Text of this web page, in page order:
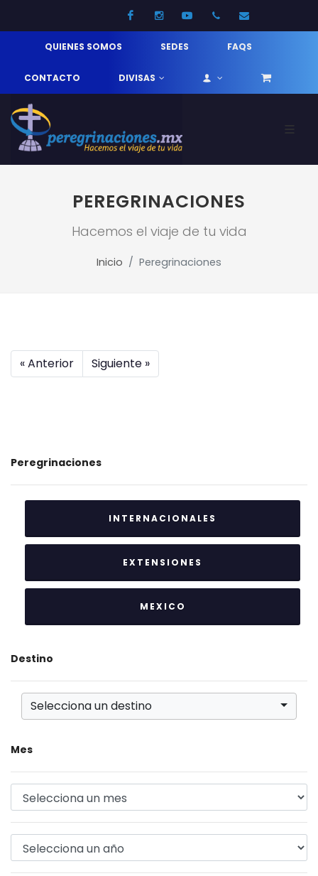
FacebookInstagramYoutube52 33 31210744
QUIENES SOMOS SEDES FAQS
CONTACTO DIVISAS
PEREGRINACIONES
Hacemos el viaje de tu vida
Inicio Peregrinaciones
« Anterior Siguiente »
Peregrinaciones
INTERNACIONALES
EXTENSIONES
MEXICO
Destino
Selecciona un destino
Mes